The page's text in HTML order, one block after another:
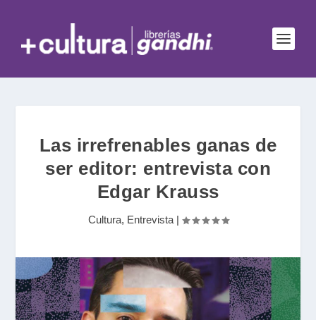
Las irrefrenables ganas de
ser editor: entrevista con
Edgar Krauss
Cultura, Entrevista|